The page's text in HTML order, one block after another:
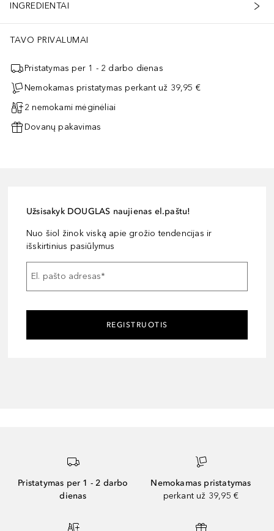
INGREDIENTAI
TAVO PRIVALUMAI
Pristatymas per 1 - 2 darbo dienas
Nemokamas pristatymas perkant už 39,95 €
2 nemokami mėginėliai
Dovanų pakavimas
Užsisakyk DOUGLAS naujienas el.paštu!
Nuo šiol žinok viską apie grožio tendencijas ir
išskirtinius pasiūlymus
El. pašto adresas*
REGISTRUOTIS
Pristatymas per 1 - 2 darbo
dienas
Nemokamas pristatymas
perkant už 39,95 €